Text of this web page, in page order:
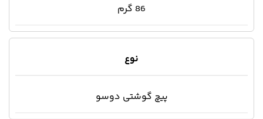
86 گرم
نوع
پیچ گوشتی دوسو